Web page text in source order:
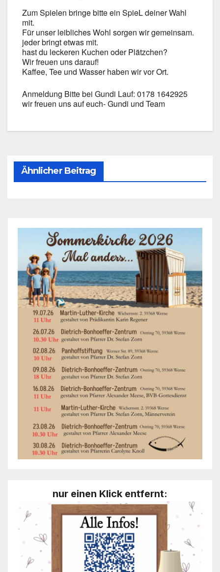
Zum Spie­len brin­ge bit­te ein SpieL dei­ner Wahl
mit.
Für unser leib­li­ches Wohl sor­gen wir gemein­sam.
jeder bringt etwas mit.
hast du lecke­ren Kuchen oder Plätz­chen?
Wir freu­en uns dar­auf!
Kaf­fee, Tee und Was­ser haben wir vor Ort.
Anmel­dung Bit­te bei Gun­di Lauf: 0178 1642925
wir freu­en uns auf euch- Gun­di und Team
Ähnlicher Beitrag
nur einen Klick entfernt: